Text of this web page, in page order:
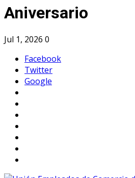
Aniversario
Jul 1, 2026 0
Facebook
Twitter
Google